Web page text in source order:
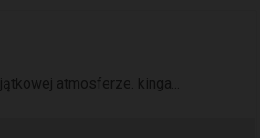
atmosferze. kinga...